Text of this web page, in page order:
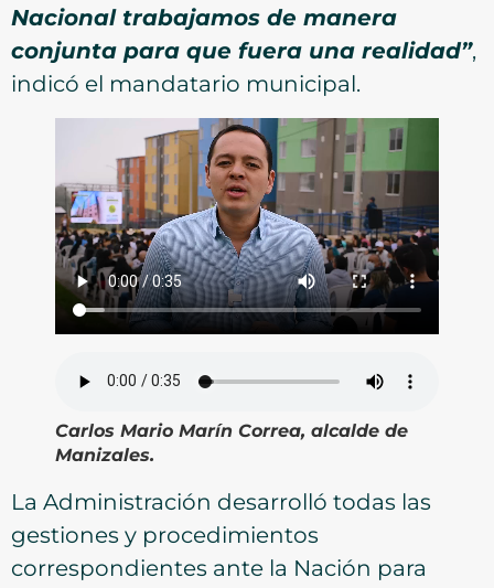
Nacional trabajamos de manera
conjunta para que fuera una realidad”,
indicó el mandatario municipal.
Carlos Mario Marín Correa, alcalde de
Manizales.
La Administración desarrolló todas las
gestiones y procedimientos
correspondientes ante la Nación para